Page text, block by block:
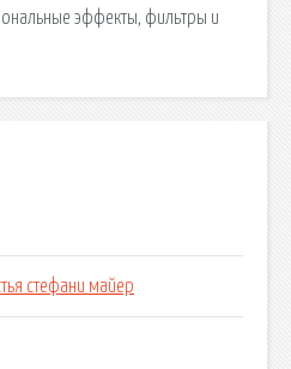
эффекты, фильтры и
стефани майер